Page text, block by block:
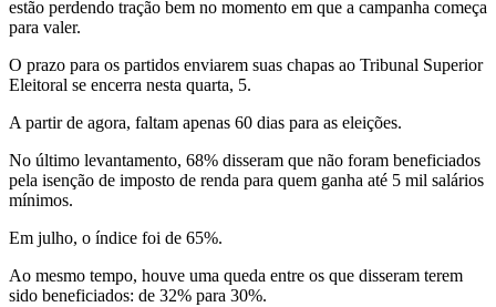
estão perdendo tração bem no momento em que a campanha começa
para valer.
O prazo para os partidos enviarem suas chapas ao Tribunal Superior
Eleitoral se encerra nesta quarta, 5.
A partir de agora, faltam apenas 60 dias para as eleições.
No último levantamento, 68% disseram que não foram beneficiados
pela isenção de imposto de renda para quem ganha até 5 mil salários
mínimos.
Em julho, o índice foi de 65%.
Ao mesmo tempo, houve uma queda entre os que disseram terem
sido beneficiados: de 32% para 30%.